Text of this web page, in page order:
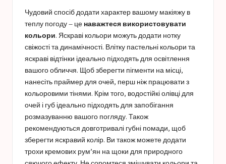
Чудовий спосіб додати характер вашому макіяжу в
теплу погоду – це наважтеся використовувати
кольори. Яскраві кольори можуть додати нотку
свіжості та динамічності. Влітку пастельні кольори та
яскраві відтінки ідеально підходять для освітлення
вашого обличчя. Щоб зберегти пігменти на місці,
нанесіть праймер для очей, перш ніж працювати з
кольоровими тінями. Крім того, водостійкі олівці для
очей і губ ідеально підходять для запобігання
розмазуванню вашого погляду. Також
рекомендуються довготривалі губні помади, щоб
зберегти яскравий колір. Ви також можете додати
трохи кремових рум’ян на щоки для природного